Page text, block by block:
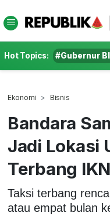
Hot Topics: #Gubernur
Ekonomi Bisnis
Bandara
Jadi Lokasi
Terbang IKN
Taksi terbang
atau empat bulan